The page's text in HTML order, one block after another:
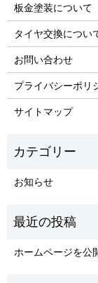
板金塗装について
タイヤ交換につい
お問い合わせ
プライバシーポリ
サイトマップ
お知らせ
ホームページを公